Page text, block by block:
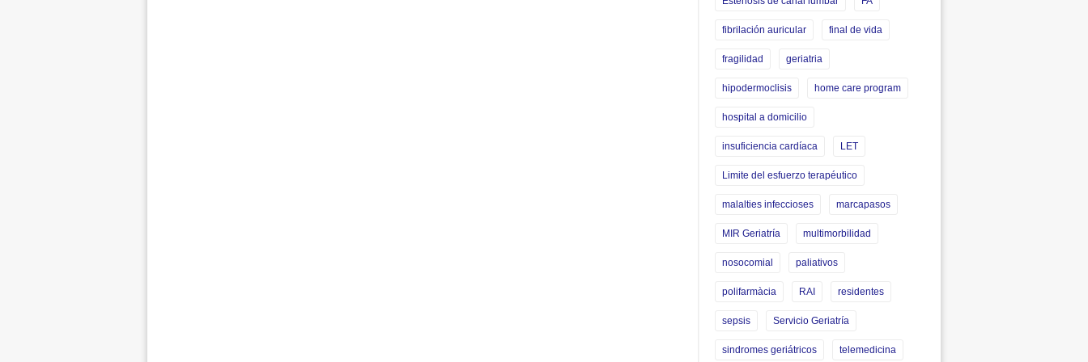
fibrilación auricular final de vida
fragilidad geriatria
hipodermoclisis home care program
hospital a domicilio
insuficiencia cardíaca LET
Limite del esfuerzo terapéutico
malalties infeccioses marcapasos
MIR Geriatría multimorbilidad
nosocomial paliativos
polifarmàcia RAI residentes
sepsis Servicio Geriatría
sindromes geriátricos telemedicina